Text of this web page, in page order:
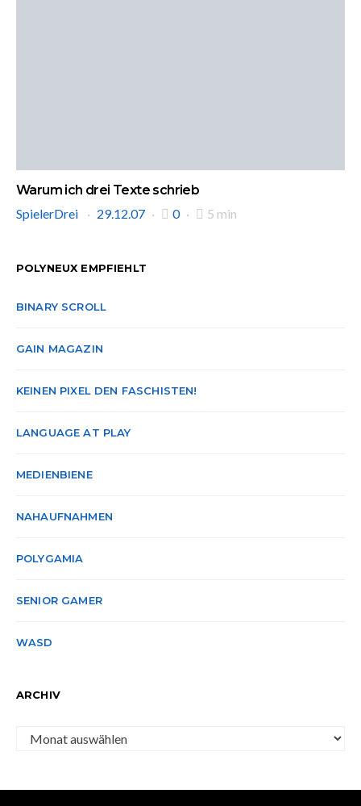
Warum ich drei Texte schrieb
SpielerDrei
29.12.07 0 5 min
POLYNEUX EMPFIEHLT
BINARY SCROLL
GAIN MAGAZIN
KEINEN PIXEL DEN FASCHISTEN!
LANGUAGE AT PLAY
MEDIENBIENE
NAHAUFNAHMEN
POLYGAMIA
SENIOR GAMER
WASD
ARCHIV
Archiv